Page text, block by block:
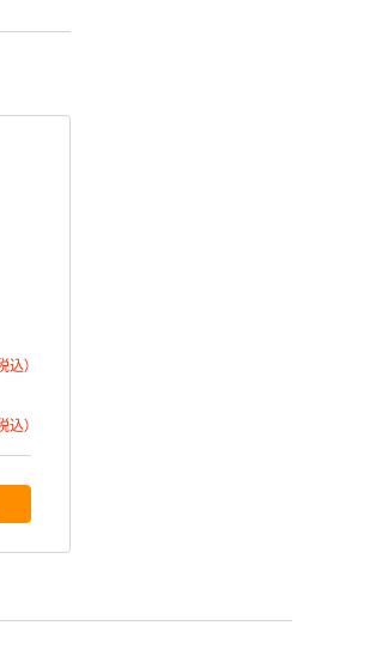
込）
込）